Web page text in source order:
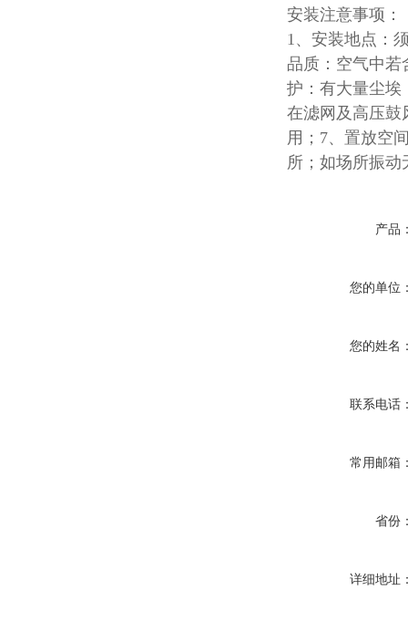
安装注意事项：
1、安装地点：
品质：空气中若
护：有大量尘埃
在滤网及高压鼓
用；7、置放空
所；如场所振动
产品
您的单位
您的姓名
联系电话
常用邮箱
省份
详细地址